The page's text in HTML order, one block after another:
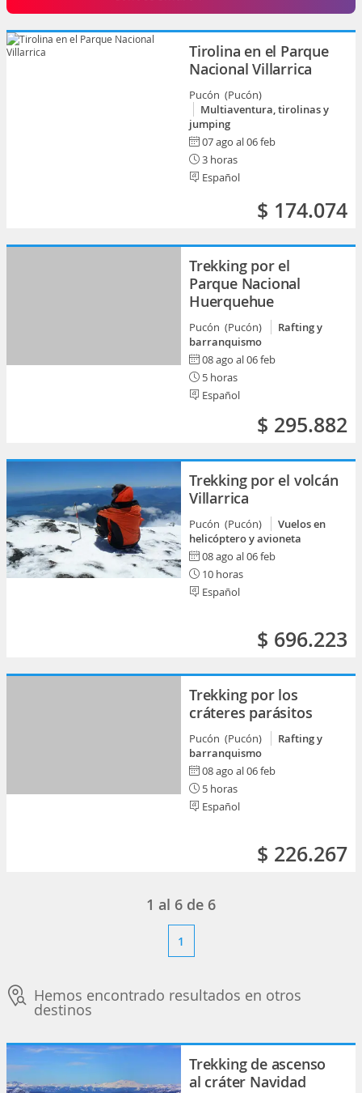
Tirolina en el Parque
Nacional Villarrica
Pucón (Pucón)
Multiaventura, tirolinas y
jumping
07 ago al 06 feb
3 horas
Español
$ 174.074
Trekking por el
Parque Nacional
Huerquehue
Pucón (Pucón)
Rafting y
barranquismo
08 ago al 06 feb
5 horas
Español
$ 295.882
Trekking por el volcán
Villarrica
Pucón (Pucón)
Vuelos en
helicóptero y avioneta
08 ago al 06 feb
10 horas
Español
$ 696.223
Trekking por los
cráteres parásitos
Pucón (Pucón)
Rafting y
barranquismo
08 ago al 06 feb
5 horas
Español
$ 226.267
1 al 6 de 6
1
Hemos encontrado resultados en otros
destinos
Trekking de ascenso
al cráter Navidad